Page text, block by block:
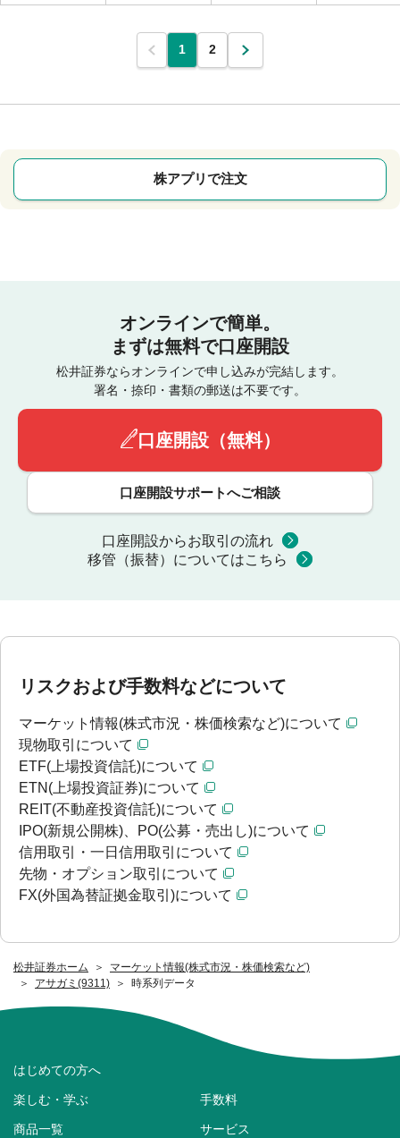
松井証券ホーム
マーケット情報(株式市況・株価検索など)
アサガミ(9311)
時系列データ
1 2
株アプリで注文
オンラインで簡単。
まずは無料で口座開設
松井証券ならオンラインで申し込みが完結します。
署名・捺印・書類の郵送は不要です。
口座開設（無料）
口座開設サポートへご相談
口座開設からお取引の流れ
移管（振替）についてはこちら
リスクおよび手数料などについて
マーケット情報(株式市況・株価検索など)について
現物取引について
ETF(上場投資信託)について
ETN(上場投資証券)について
REIT(不動産投資信託)について
IPO(新規公開株)、PO(公募・売出し)について
信用取引・一日信用取引について
先物・オプション取引について
FX(外国為替証拠金取引)について
はじめての方へ
楽しむ・学ぶ 手数料
商品一覧 サービス